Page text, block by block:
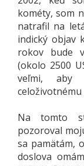
kométy, som
natrafil na
indický objav
rokov bude
(okolo 2500
veľmi, aby
Na tomto
pozoroval
sa pamätám,
doslova